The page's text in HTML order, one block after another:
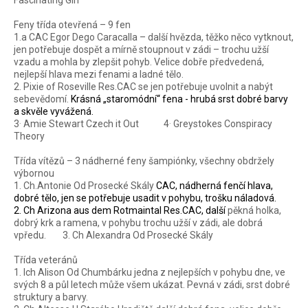
Feny třída otevřená – 9 fen
1.a CAC Egor Dego Caracalla – další hvězda, těžko něco vytknout,
jen potřebuje dospět a mírně stoupnout v zádi – trochu užší
vzadu a mohla by zlepšit pohyb. Velice dobře předvedená,
nejlepší hlava mezi fenami a ladné tělo.
2. Pixie of Roseville Res.CAC se jen potřebuje uvolnit a nabýt
sebevědomí. Krásná „staromódní“ fena - hrubá srst dobré barvy
a skvěle vyvážená.
3. Amie Stewart Czech it Out 4. Greystokes Conspiracy
Theory
Třída vítězů – 3 nádherné feny šampiónky, všechny obdržely
výbornou
1. Ch.Antonie Od Prosecké SkályCAC, nádherná fenčí hlava,
dobré tělo, jen se potřebuje usadit v pohybu, trošku náladová.
2. Ch Arizona aus dem Rotmaintal Res.CAC, dalšípěkná holka,
dobrý krk a ramena, v pohybu trochu užší v zádi, ale dobrá
vpředu.
3. Ch Alexandra Od Prosecké Skály
Třída veteránů
1. Ich Alison Od Chumbárku jedna z nejlepších v pohybu dne, ve
svých 8 a půl letech může všem ukázat. Pevná v zádi, srst dobré
struktury a barvy.